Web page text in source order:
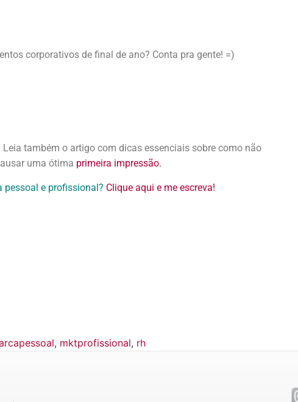
corporativos de final de ano? Conta pra gente! =)
também o artigo com dicas essenciais sobre como não
uma ótima primeira impressão.
pessoal e profissional? Clique aqui e me escreva!
, mktprofissional, rh